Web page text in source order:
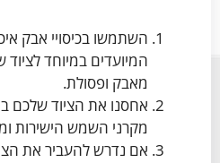
השתמשו בכיסויי אבק
המיועדים במיוחד לציוד
מאבק ופסולת.
אחסנו את הציוד שלכם
מקרני השמש הישירות
אם נדרש להעביר את